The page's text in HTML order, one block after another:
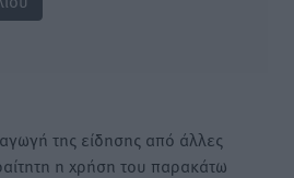
της είδησης από άλλες
η χρήση του παρακάτω